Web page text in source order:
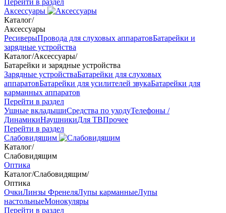
Перейти в раздел
Аксессуары
Каталог/
Аксессуары
РесиверыПровода для слуховых аппаратовБатарейки и
зарядные устройства
Каталог/Аксессуары/
Батарейки и зарядные устройства
Зарядные устройстваБатарейки для слуховых
аппаратовБатарейки для усилителей звукаБатарейки для
карманных аппаратов
Перейти в раздел
Ушные вкладышиСредства по уходуТелефоны /
ДинамикиНаушникиДля ТВПрочее
Перейти в раздел
Слабовидящим
Каталог/
Слабовидящим
Оптика
Каталог/Слабовидящим/
Оптика
ОчкиЛинзы ФренеляЛупы карманныеЛупы
настольныеМонокуляры
Перейти в раздел